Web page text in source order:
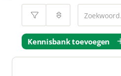
Kennisbank toevoegen